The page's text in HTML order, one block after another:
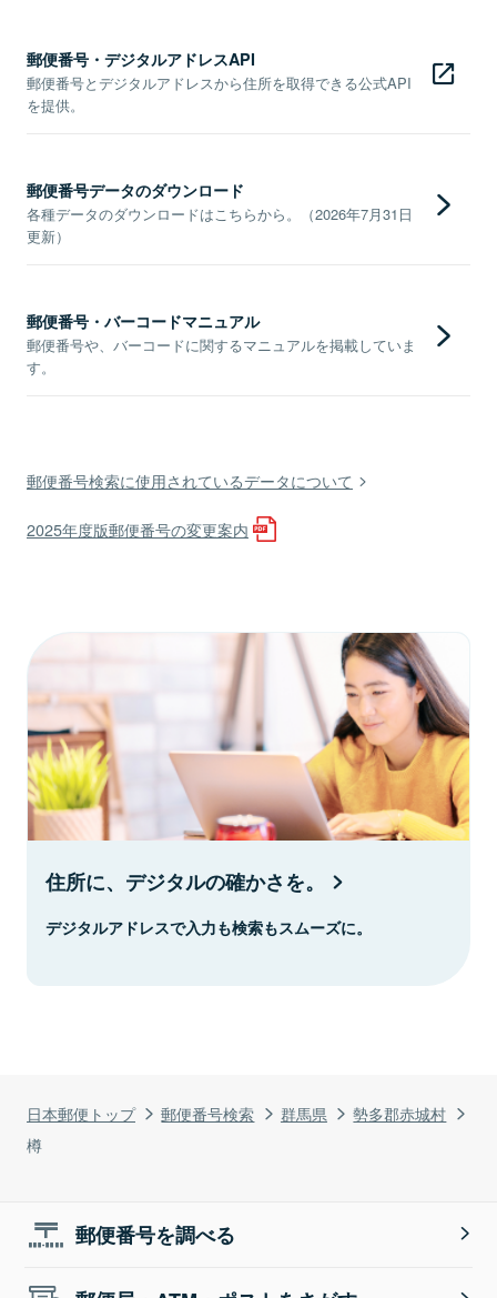
日本郵便トップ 郵便番号検索 群馬県
勢多郡赤城村
樽
郵便番号・デジタルアドレスAPI
郵便番号とデジタルアドレスから住所を取得できる公式API
を提供。
郵便番号データのダウンロード
各種データのダウンロードはこちらから。（2026年7月31日
更新）
郵便番号・バーコードマニュアル
郵便番号や、バーコードに関するマニュアルを掲載していま
す。
郵便番号検索に使用されているデータについて
2025年度版郵便番号の変更案内
住所に、デジタルの確かさを。
デジタルアドレスで入力も検索もスムーズに。
郵便番号を調べる